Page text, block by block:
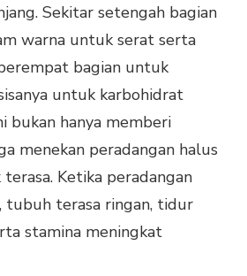
Sekitar setengah bagian
warna untuk serat serta
bagian untuk
untuk karbohidrat
bukan hanya memberi
menekan peradangan halus
Ketika peradangan
tubuh terasa ringan, tidur
stamina meningkat